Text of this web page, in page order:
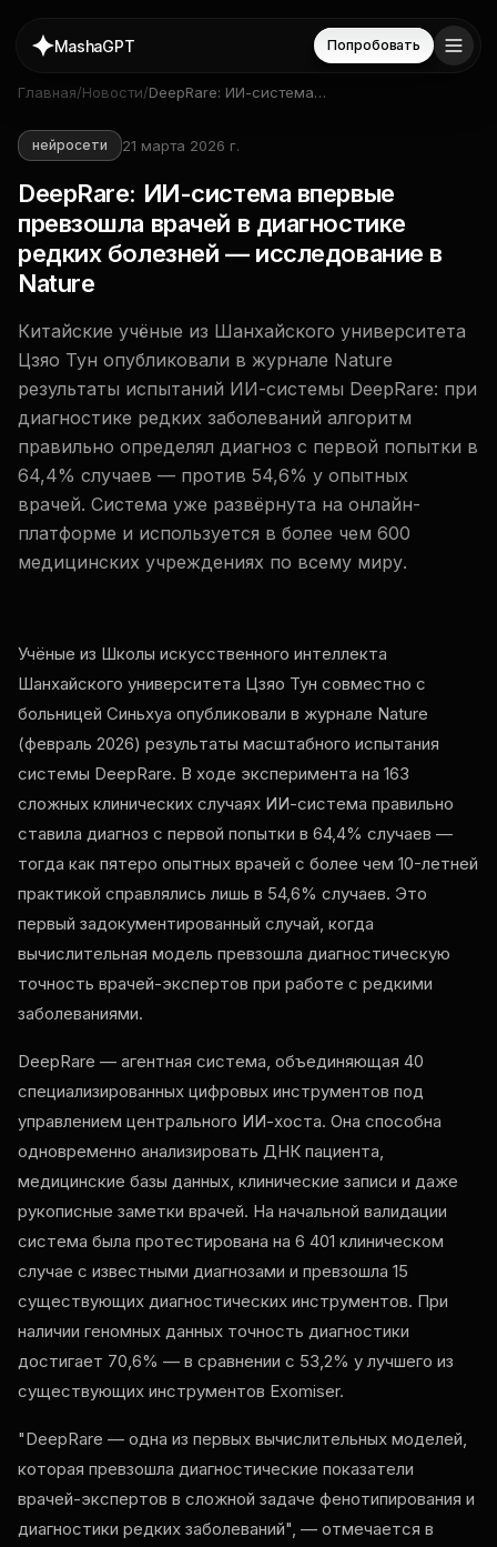
MashaGPT Попробовать
Главная/Новости/DeepRare: ИИ-система
— исследование в Nature
нейросети 21 марта 2026 г.
DeepRare: ИИ-система впервые
превзошла врачей в диагностике
редких болезней — исследование в
Nature
Китайские учёные из Шанхайского университета
Цзяо Тун опубликовали в журнале Nature
результаты испытаний ИИ-системы DeepRare: при
диагностике редких заболеваний алгоритм
правильно определял диагноз с первой попытки в
64,4% случаев — против 54,6% у опытных
врачей. Система уже развёрнута на онлайн-
платформе и используется в более чем 600
медицинских учреждениях по всему миру.
Учёные из Школы искусственного интеллекта
Шанхайского университета Цзяо Тун совместно с
больницей Синьхуа опубликовали в журнале Nature
(февраль 2026) результаты масштабного испытания
системы DeepRare. В ходе эксперимента на 163
сложных клинических случаях ИИ-система правильно
ставила диагноз с первой попытки в 64,4% случаев —
тогда как пятеро опытных врачей с более чем 10-летней
практикой справлялись лишь в 54,6% случаев. Это
первый задокументированный случай, когда
вычислительная модель превзошла диагностическую
точность врачей-экспертов при работе с редкими
заболеваниями.
DeepRare — агентная система, объединяющая 40
специализированных цифровых инструментов под
управлением центрального ИИ-хоста. Она способна
одновременно анализировать ДНК пациента,
медицинские базы данных, клинические записи и даже
рукописные заметки врачей. На начальной валидации
система была протестирована на 6 401 клиническом
случае с известными диагнозами и превзошла 15
существующих диагностических инструментов. При
наличии геномных данных точность диагностики
достигает 70,6% — в сравнении с 53,2% у лучшего из
существующих инструментов Exomiser.
"DeepRare — одна из первых вычислительных моделей,
которая превзошла диагностические показатели
врачей-экспертов в сложной задаче фенотипирования и
диагностики редких заболеваний", — отмечается в